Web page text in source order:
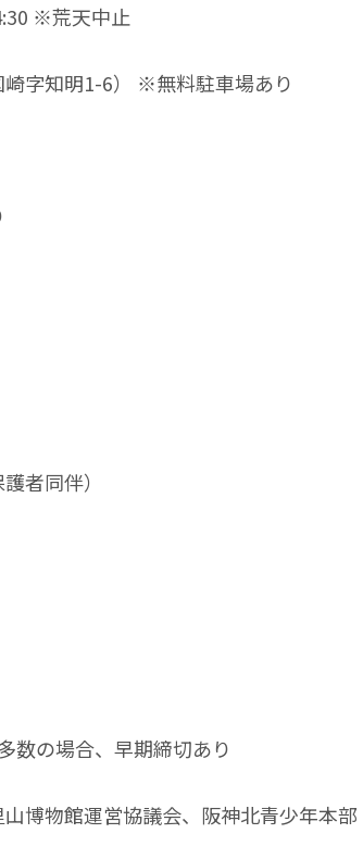
※荒天中止
崎字知明1-6） ※無料駐車場あり
者同伴）
数の場合、早期締切あり
博物館運営協議会、阪神北青少年本部